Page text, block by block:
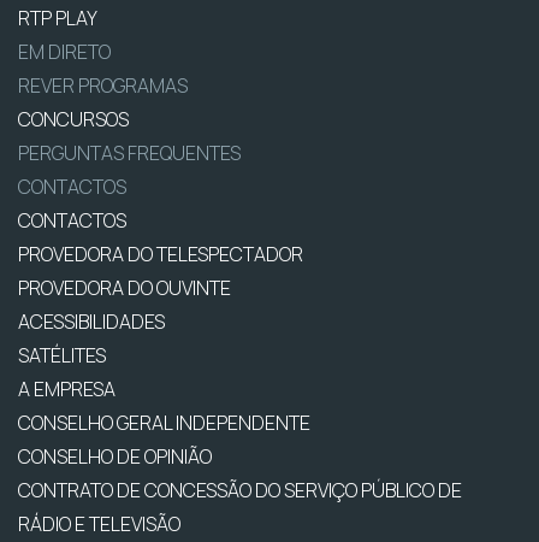
RTP PLAY
EM DIRETO
REVER PROGRAMAS
CONCURSOS
PERGUNTAS FREQUENTES
CONTACTOS
CONTACTOS
PROVEDORA DO TELESPECTADOR
PROVEDORA DO OUVINTE
ACESSIBILIDADES
SATÉLITES
A EMPRESA
CONSELHO GERAL INDEPENDENTE
CONSELHO DE OPINIÃO
CONTRATO DE CONCESSÃO DO SERVIÇO PÚBLICO DE
RÁDIO E TELEVISÃO